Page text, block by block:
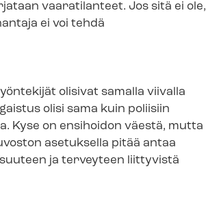
vaaratilanteet. Jos sitä ei ole,
ei voi tehdä
olisivat samalla viivalla
olisi sama kuin poliisiin
Kyse on ensihoidon väestä, mutta
asetuksella pitää antaa
ja terveyteen liittyvistä